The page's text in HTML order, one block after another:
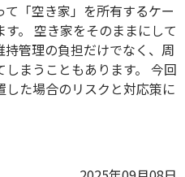
「空き家」を所有するケー
す。 空き家をそのままにして
持管理の負担だけでなく、周
しまうこともあります。 今回
した場合のリスクと対応策に